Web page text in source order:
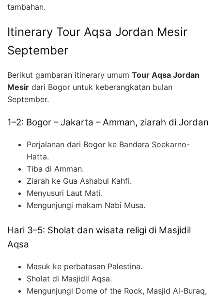
tambahan.
Itinerary Tour Aqsa Jordan Mesir
September
Berikut gambaran itinerary umum Tour Aqsa Jordan
Mesir dari Bogor untuk keberangkatan bulan
September.
1–2: Bogor – Jakarta – Amman, ziarah di Jordan
Perjalanan dari Bogor ke Bandara Soekarno-
Hatta.
Tiba di Amman.
Ziarah ke Gua Ashabul Kahfi.
Menyusuri Laut Mati.
Mengunjungi makam Nabi Musa.
Hari 3–5: Sholat dan wisata religi di Masjidil
Aqsa
Masuk ke perbatasan Palestina.
Sholat di Masjidil Aqsa.
Mengunjungi Dome of the Rock, Masjid Al-Buraq,